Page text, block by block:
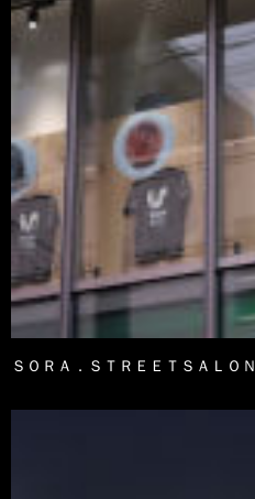
ＳＯＲＡ．ＳＴＲＥＥＴＳＡＬＯＮ